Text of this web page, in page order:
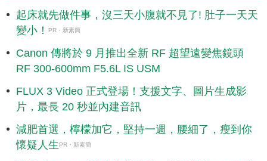
起床就先做件事，沒三天小腹就不見了! 肚子一天天
變小！
PR・新素簡
Canon 傳將於 9 月推出全新 RF 超望遠變焦鏡頭
RF 300-600mm F5.6L IS USM
FLUX 3 Video 正式登場！支援文字、圖片生成影
片，最長 20 秒並內建音訊
減肥首選，檸檬加它，堅持一週，腰細了，瘦到你
懷疑人生 PR・新素簡